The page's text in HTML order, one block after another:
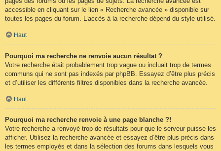
accessible en cliquant sur le lien « Recherche avancée » disponible sur
toutes les pages du forum. L’accès à la recherche dépend du style utilisé.
Haut
Pourquoi ma recherche ne renvoie aucun résultat ?
Votre recherche était probablement trop vague ou incluait trop de termes
communs qui ne sont pas indexés par phpBB. Essayez d’être plus précis
et d’utiliser les différents filtres disponibles dans la recherche avancée.
Haut
Pourquoi ma recherche renvoie à une page blanche ?!
Votre recherche a renvoyé trop de résultats pour que le serveur puisse les
afficher. Utilisez la recherche avancée et essayez d’être plus précis dans
les termes employés et dans la sélection des forums dans lesquels vous